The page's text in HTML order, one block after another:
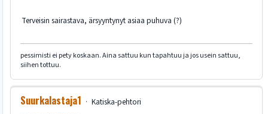
Terveisin sairastava, ärsyyntynyt asiaa puhuva (?)
pessimisti ei pety koskaan. Aina sattuu kun tapahtuu ja jos usein sattuu,
siihen tottuu.
Suurkalastaja1
Katiska-pehtori